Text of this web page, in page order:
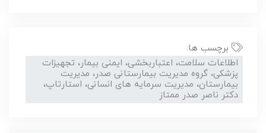
برچسب ها:
اطلاعات سلامت، اعتباربخشی، ایمنی بیمار، تجهیزات
پزشکی، گروه مدیریت بیمارستانی صدر، مدیریت
بیمارستان، مدیریت سرمایه های انسانی، استارتاپ،
دکتر ناصر صدر ممتاز